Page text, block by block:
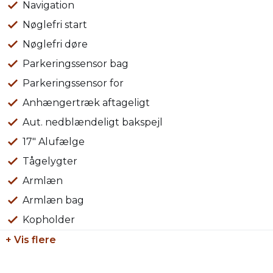
Vi tager gerne din nuværende bil i bytte uanset stand
Øvrigt:
Der tages forbehold for tastefejl.
Navigation
Nøglefri start
Nøglefri døre
Parkeringssensor bag
Parkeringssensor for
Anhængertræk aftageligt
Aut. nedblændeligt bakspejl
17" Alufælge
Tågelygter
Armlæn
Armlæn bag
Kopholder
+ Vis flere